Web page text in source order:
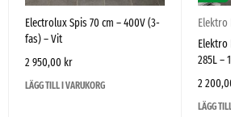
Electrolux Spis 70 cm – 400V (3-
fas) – Vit
2 950,00 kr
LÄGG TILL I VARUKORG
Elektro
Elektro
285L –
2
LÄGG